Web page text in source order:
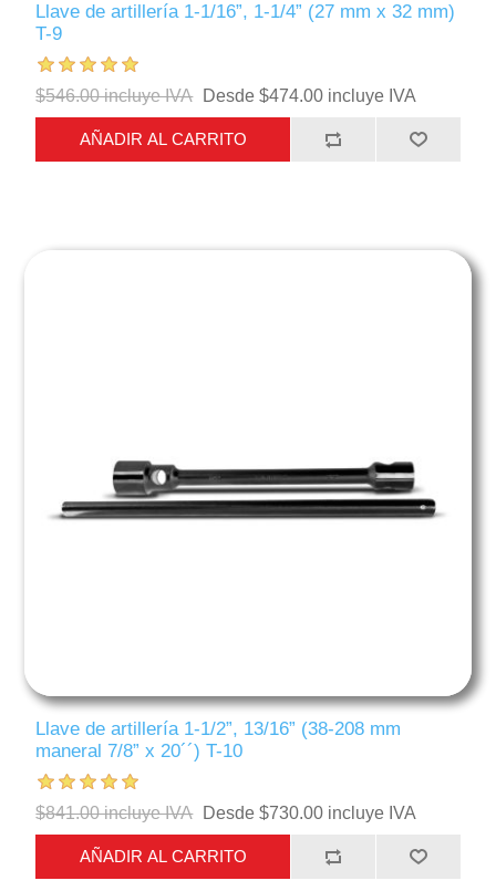
Llave de artillería 1-1/16”, 1-1/4” (27 mm x 32 mm)
T-9
$546.00 incluye IVA Desde $474.00 incluye IVA
AÑADIR AL CARRITO
Llave de artillería 1-1/2”, 13/16” (38-208 mm
maneral 7/8” x 20´´) T-10
$841.00 incluye IVA Desde $730.00 incluye IVA
AÑADIR AL CARRITO